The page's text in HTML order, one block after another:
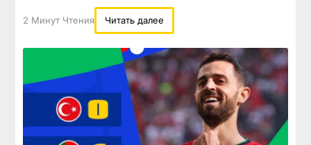
2 Минут Чтения Читать далее